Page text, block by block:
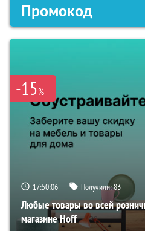
Промокод
-15%
17:50:06 Получили:83
Любые товары во всей
магазине Hoff